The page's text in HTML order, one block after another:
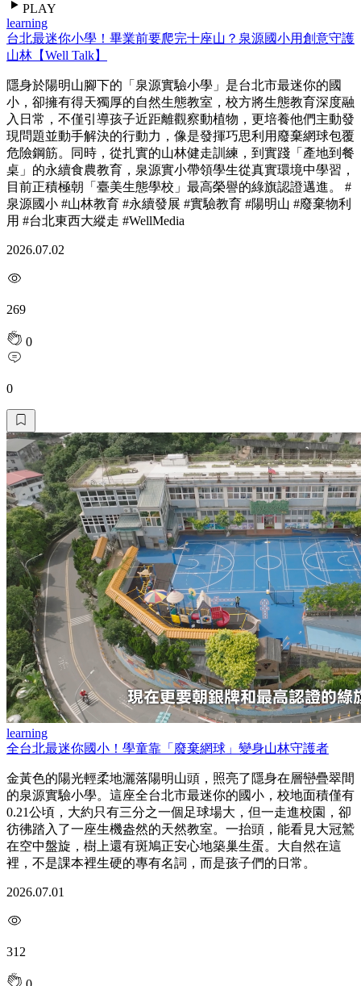
PLAY
learning
台北最迷你小學！畢業前要爬完十座山？泉源國小用創意守護
山林【Well Talk】
隱身於陽明山腳下的「泉源實驗小學」是台北市最迷你的國
小，卻擁有得天獨厚的自然生態教室，校方將生態教育深度融
入日常，不僅引導孩子近距離觀察動植物，更培養他們主動發
現問題並動手解決的行動力，像是發揮巧思利用廢棄網球包覆
危險鋼筋。同時，從扎實的山林健走訓練，到實踐「產地到餐
桌」的永續食農教育，泉源實小帶領學生從真實環境中學習，
目前正積極朝「臺美生態學校」最高榮譽的綠旗認證邁進。 #
泉源國小 #山林教育 #永續發展 #實驗教育 #陽明山 #廢棄物利
用 #台北東西大縱走 #WellMedia
2026.07.02
269
0
0
learning
全台北最迷你國小！學童靠「廢棄網球」變身山林守護者
金黃色的陽光輕柔地灑落陽明山頭，照亮了隱身在層巒疊翠間
的泉源實驗小學。這座全台北市最迷你的國小，校地面積僅有
0.21公頃，大約只有三分之一個足球場大，但一走進校園，卻
彷彿踏入了一座生機盎然的天然教室。一抬頭，能看見大冠鷲
在空中盤旋，樹上還有斑鳩正安心地築巢生蛋。大自然在這
裡，不是課本裡生硬的專有名詞，而是孩子們的日常。
2026.07.01
312